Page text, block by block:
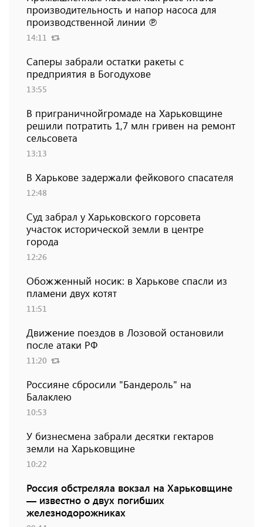
производительность и напор насоса для
производственной линии ℗
14:11
Саперы забрали остатки ракеты с
предприятия в Богодухове
13:55
В приграничнойгромаде на Харьковщине
решили потратить 1,7 млн ​​гривен на ремонт
сельсовета
13:13
В Харькове задержали фейкового спасателя
12:48
Суд забрал у Харьковского горсовета
участок исторической земли в центре
города
12:26
Обожженный носик: в Харькове спасли из
пламени двух котят
11:51
Движение поездов в Лозовой остановили
после атаки РФ
11:20
Россияне сбросили "Бандероль" на
Балаклею
10:53
У бизнесмена забрали десятки гектаров
земли на Харьковщине
10:22
Россия обстреляла вокзал на Харьковщине
— известно о двух погибших
железнодорожниках